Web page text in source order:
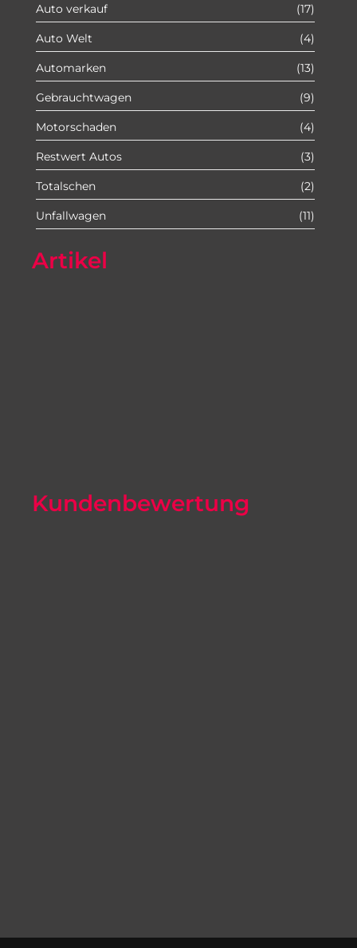
Auto verkauf (17)
Auto Welt (4)
Automarken (13)
Gebrauchtwagen (9)
Motorschaden (4)
Restwert Autos (3)
Totalschen (2)
Unfallwagen (11)
Artikel
Kundenbewertung